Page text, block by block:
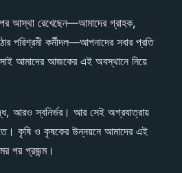
আস্থা রেখেছেন—আমাদের গ্রাহক,
পরিশ্রমী কর্মীদল—আপনাদের সবার প্রতি
আমাদের আজকের এই অবস্থানে নিয়ে
আরও স্বনির্ভর। আর সেই অগ্রযাত্রায়
কৃষি ও কৃষকের উন্নয়নে আমাদের এই
পর প্রজন্ম।